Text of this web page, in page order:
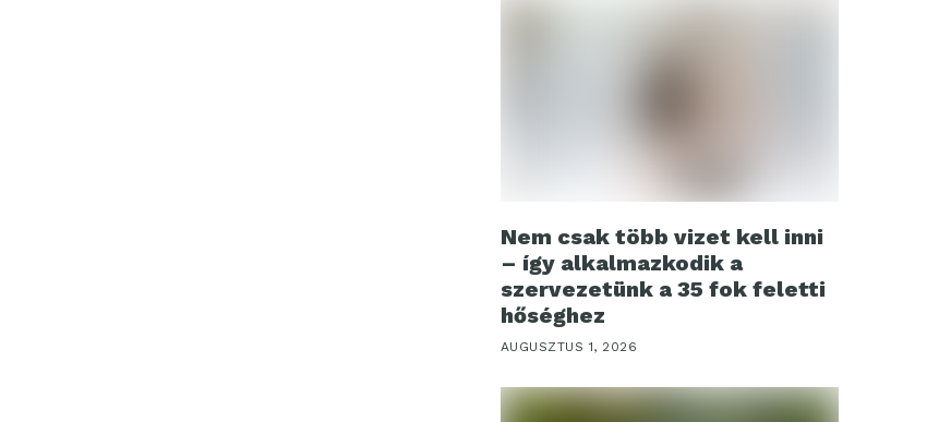
Nem csak több vizet kell inni
– így alkalmazkodik a
szervezetünk a 35 fok feletti
hőséghez
AUGUSZTUS 1, 2026